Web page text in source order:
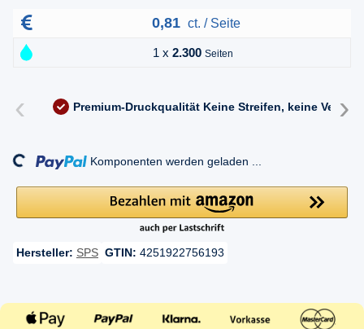
0,81 ct. / Seite
1 x 2.300 Seiten
‹ Premium-Druckqualität Keine Streifen, keine ›
Komponenten werden geladen ...
Hersteller: SPS GTIN: 4251922756193